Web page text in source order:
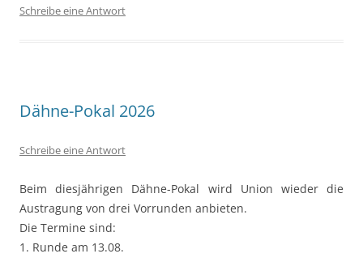
Schreibe eine Antwort
Dähne-Pokal 2026
Schreibe eine Antwort
Beim diesjährigen Dähne-Pokal wird Union wieder die
Austragung von drei Vorrunden anbieten.
Die Termine sind:
1. Runde am 13.08.